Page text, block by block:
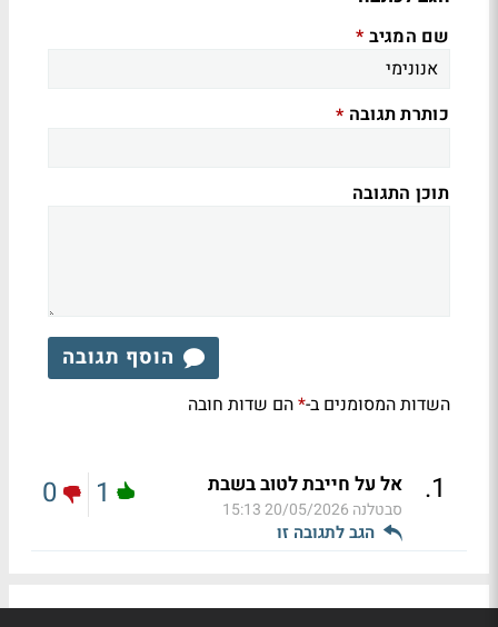
שם המגיב *
כותרת תגובה *
תוכן התגובה
הוסף תגובה
השדות המסומנים ב-*הם שדות חובה
1
. אל על חייבת לטוב בשבת
סבטלנה 20/05/2026 15:13
הגב לתגובה זו
1
0